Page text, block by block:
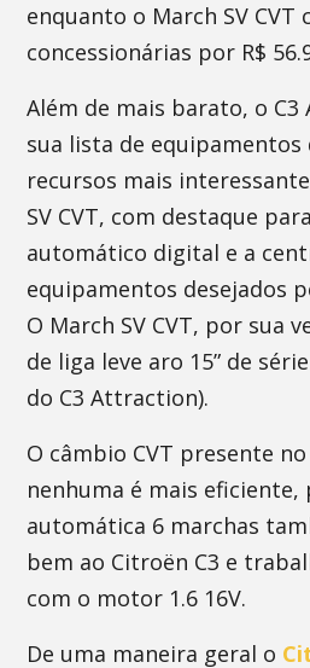
enquanto o March SV CVT
concessionárias por R$
Além de mais barato, o
sua lista de equipamentos
recursos mais
SV CVT, com destaque
automático digital e a
equipamentos desejados
O March SV CVT, por sua
de liga leve aro 15” de
do C3 Attraction).
O câmbio CVT presente
nenhuma é mais eficiente,
automática 6 marchas
bem ao Citroën C3 e
com o motor 1.6 16V.
De uma maneira geral o